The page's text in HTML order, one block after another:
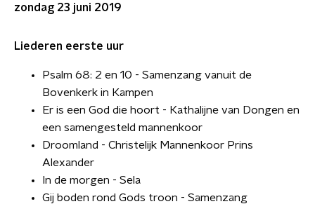
zondag 23 juni 2019
Liederen eerste uur
Psalm 68: 2 en 10 - Samenzang vanuit de
Bovenkerk in Kampen
Er is een God die hoort - Kathalijne van Dongen en
een samengesteld mannenkoor
Droomland - Christelijk Mannenkoor Prins
Alexander
In de morgen - Sela
Gij boden rond Gods troon - Samenzang